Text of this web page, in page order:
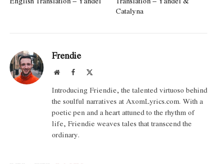
Catalyna
Frendie
WebsiteFacebook
Introducing Friendie, the talented virtuoso behind
the soulful narratives at AxomLyrics.com. With a
poetic pen and a heart attuned to the rhythm of
life, Friendie weaves tales that transcend the
ordinary.